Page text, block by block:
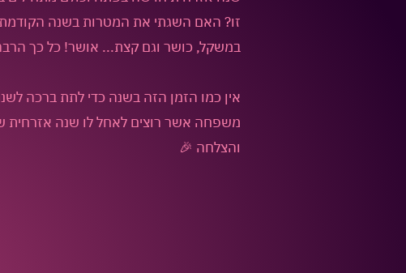
זו? האם השגתי את המטרות בשנה
במשקל, כושר וגם קצת... אושר! כל כך
אין כמו הזמן הזה בשנה כדי לתת ברכה
משפחה אשר רוצים לאחל לו שנה
והצלחה 🎉